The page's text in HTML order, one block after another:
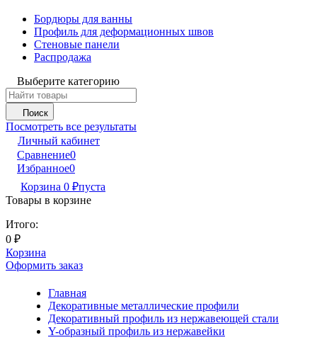
Бордюры для ванны
Профиль для деформационных швов
Стеновые панели
Распродажа
Выберите категорию
Поиск
Посмотреть все результаты
Личный кабинет
Сравнение0
Избранное0
Корзина 0 ₽пуста
Товары в корзине
Итого:
0 ₽
Корзина
Оформить заказ
Главная
Декоративные металлические профили
Декоративный профиль из нержавеющей стали
Y-образный профиль из нержавейки